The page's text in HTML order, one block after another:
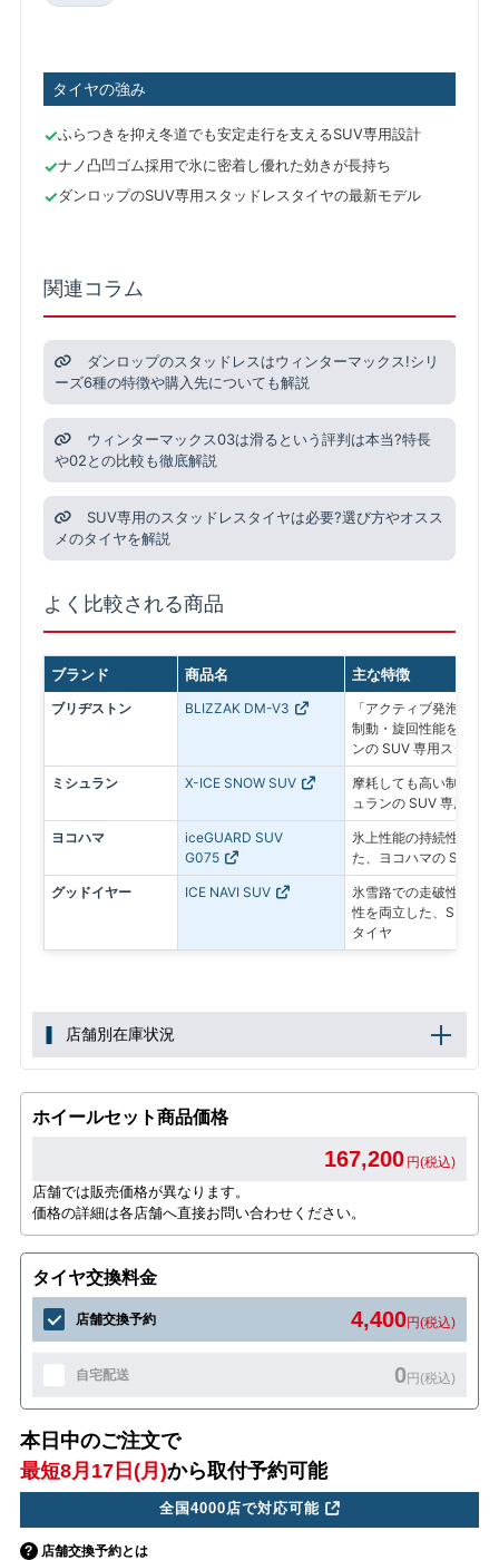
タイヤの強み
ふらつきを抑え冬道でも安定走行を支えるSUV専用設計
ナノ凸凹ゴム採用で氷に密着し優れた効きが長持ち
ダンロップのSUV専用スタッドレスタイヤの最新モデル
関連コラム
ダンロップのスタッドレスはウィンターマックス!シリ
ーズ6種の特徴や購入先についても解説
ウィンターマックス03は滑るという評判は本当?特長
や02との比較も徹底解説
SUV専用のスタッドレスタイヤは必要?選び方やオスス
メのタイヤを解説
よく比較される商品
ブランド 商品名 主な特徴
ブリヂストン BLIZZAK DM-V3
「アクティブ発泡ゴム
制動・旋回性能を追求
ンの SUV 専用スタッド
ミシュラン X-ICE SNOW SUV
摩耗しても高い制動力
ュランの SUV 専用スタ
ヨコハマ
iceGUARD SUV
G075
氷上性能の持続性と燃
た、ヨコハマの SUV 専
グッドイヤー ICE NAVI SUV
氷雪路での走破性とド
性を両立した、SUV専
タイヤ
店舗別在庫状況
ホイールセット商品価格
167,200 円(税込)
店舗では販売価格が異なります。
価格の詳細は各店舗へ直接お問い合わせください。
タイヤ交換料金
店舗交換予約 4,400円(税込)
自宅配送 0円(税込)
本日中のご注文で
最短8月17日(月)から取付予約可能
全国4000店で対応可能
店舗交換予約とは